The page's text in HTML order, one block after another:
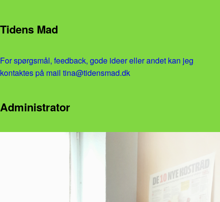
Tidens Mad
For spørgsmål, feedback, gode ideer eller andet kan jeg
kontaktes på mail tina@tidensmad.dk
Administrator